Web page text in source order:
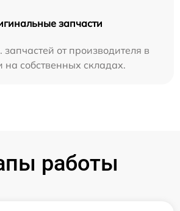
запчасти
запчастей от производителя в
на собственных складах.
работы